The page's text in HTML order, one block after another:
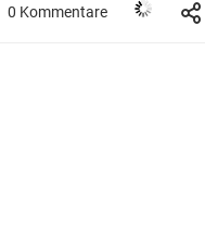
0 Kommentare